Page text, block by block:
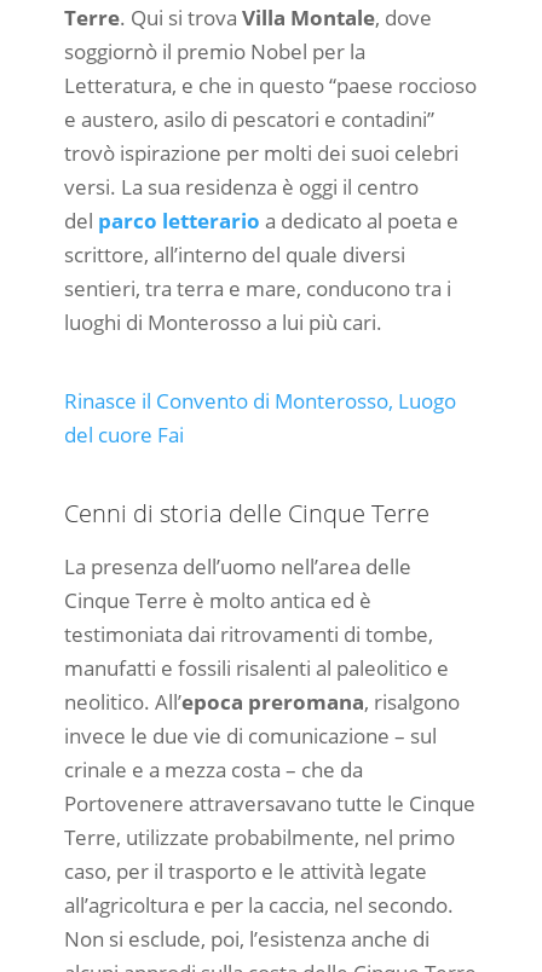
Terre. Qui si trova Villa Montale, dove
soggiornò il premio Nobel per la
Letteratura, e che in questo “paese roccioso
e austero, asilo di pescatori e contadini”
trovò ispirazione per molti dei suoi celebri
versi. La sua residenza è oggi il centro
del parco letterario a dedicato al poeta e
scrittore, all’interno del quale diversi
sentieri, tra terra e mare, conducono tra i
luoghi di Monterosso a lui più cari.
Rinasce il Convento di Monterosso, Luogo
del cuore Fai
Cenni di storia delle Cinque Terre
La presenza dell’uomo nell’area delle
Cinque Terre è molto antica ed è
testimoniata dai ritrovamenti di tombe,
manufatti e fossili risalenti al paleolitico e
neolitico. All’epoca preromana, risalgono
invece le due vie di comunicazione – sul
crinale e a mezza costa – che da
Portovenere attraversavano tutte le Cinque
Terre, utilizzate probabilmente, nel primo
caso, per il trasporto e le attività legate
all’agricoltura e per la caccia, nel secondo.
Non si esclude, poi, l’esistenza anche di